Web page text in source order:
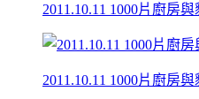
2011.10.11 1000片廚房
2011.10.11 1000片廚房